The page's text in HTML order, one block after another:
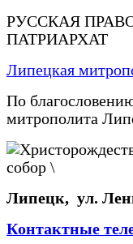
РУССКАЯ
ПАТРИАРХАТ
Липецкая
По
митрополита
Липецк, ул.
Контактные